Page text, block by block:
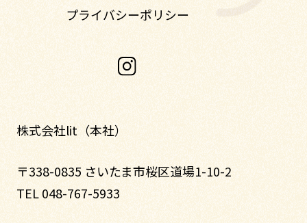
プライバシーポリシー
株式会社lit（本社）
〒338-0835 さいたま市桜区道場1-10-2
TEL 048-767-5933